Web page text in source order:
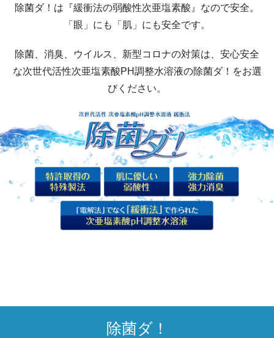
除菌ダ！は『緩衝法の弱酸性次亜塩素酸』なので安全。
「眼」にも「肌」にも安全です。
除菌、消臭、ウイルス、新型コロナの対策は、安心安全
な次世代活性次亜塩素酸PH調整水溶液の除菌ダ！をお選
びください。
除菌ダ！